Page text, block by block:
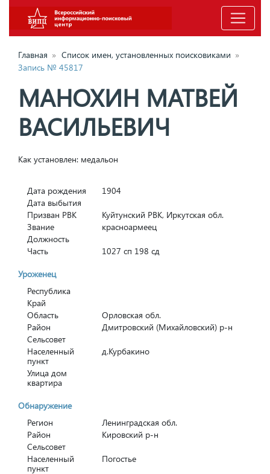
Главная » Список имен, установленных поисковиками »
Запись № 45817
МАНОХИН МАТВЕЙ
ВАСИЛЬЕВИЧ
Как установлен: медальон
Дата рождения
1904
Дата выбытия
Призван РВК
Куйтунский РВК, Иркутская обл.
Звание
красноармеец
Должность
Часть
1027 сп 198 сд
Уроженец
Республика
Край
Область
Орловская обл.
Район
Дмитровский (Михайловский) р-н
Сельсовет
Населенный
пункт
д.Курбакино
Улица дом
квартира
Обнаружение
Регион
Ленинградская обл.
Район
Кировский р-н
Сельсовет
Населенный
пункт
Погостье